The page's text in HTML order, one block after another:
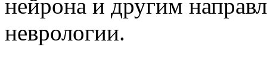
нейрона и другим
неврологии.